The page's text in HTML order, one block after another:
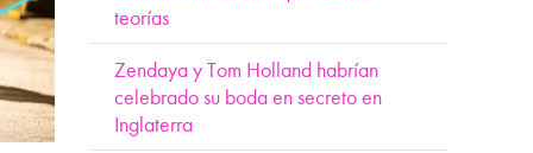
teorías
Zendaya y Tom Holland habrían
celebrado su boda en secreto en
Inglaterra